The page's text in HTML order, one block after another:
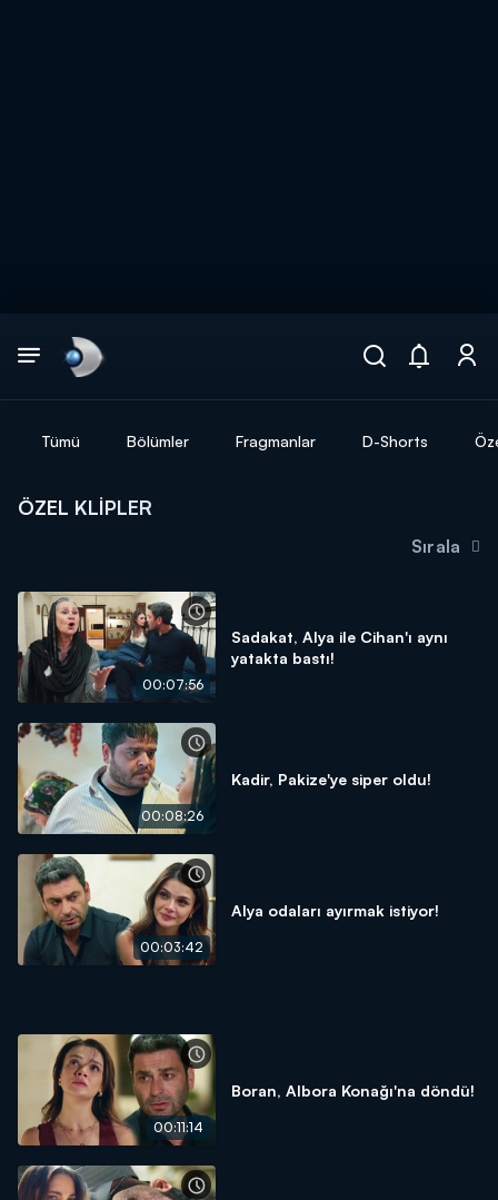
DİĞER SONUÇLAR
Tümü Bölümler Fragmanlar D-Shorts
ÖZEL KLIPLER
Sırala
00:07:56
Sadakat, Alya ile Cihan'ı aynı
yatakta bastı!
00:08:26
Kadir, Pakize'ye siper oldu!
00:03:42
Alya odaları ayırmak istiyor!
00:11:14
Boran, Albora Konağı'na döndü!